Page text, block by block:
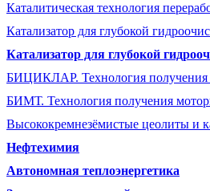
Каталитическая технология
Катализатор для глубокой
Катализатор для глубокой
БИЦИКЛАР. Технология получения
БИМТ. Технология получения
Высококремнезёмистые цеолиты и
Нефтехимия
Автономная теплоэнергетика